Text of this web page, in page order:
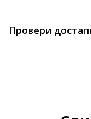
Провери